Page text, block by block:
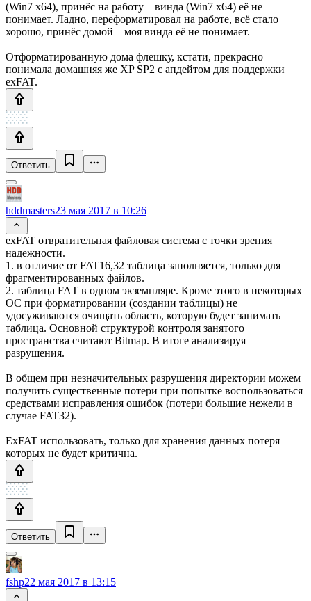
(Win7 x64), принёс на работу – винда (Win7 x64) её не
понимает. Ладно, переформатировал на работе, всё стало
хорошо, принёс домой – моя винда её не понимает.
Отформатированную дома флешку, кстати, прекрасно
понимала домашняя же XP SP2 с апдейтом для поддержки
exFAT.
Ответить
hddmasters23 мая 2017 в 10:26
exFAT отвратительная файловая система с точки зрения
надежности.
1. в отличие от FAT16,32 таблица заполняется, только для
фрагментированных файлов.
2. таблица FAТ в одном экземпляре. Кроме этого в некоторых
ОС при форматировании (создании таблицы) не
удосуживаются очищать область, которую будет занимать
таблица. Основной структурой контроля занятого
пространства считают Bitmap. В итоге анализируя
разрушения.
В общем при незначительных разрушения директории можем
получить существенные потери при попытке воспользоваться
средствами исправления ошибок (потери большие нежели в
случае FAT32).
ExFAT использовать, только для хранения данных потеря
которых не будет критична.
Ответить
fshp22 мая 2017 в 13:15